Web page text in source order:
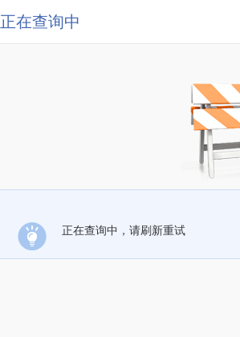
正在查询中
正在查询中，请刷新重试